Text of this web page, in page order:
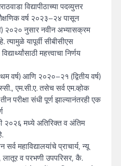
विद्यापीठाच्या पदव्युत्तर
वर्ष २०२३–२४ पासून
२०२० नुसार नवीन अभ्यासक्रम
यापूर्वी सीबीसीएस
महत्त्वाचा निर्णय
वर्ष) आणि २०२०–२१ (द्वितीय वर्ष)
एम.सी.ए. तसेच सर्व एम.व्होक
परीक्षा संधी पूर्ण झाल्यानंतरही एक
२०२६ मध्ये अतिरिक्त व अंतिम
सर्व महाविद्यालयांचे प्राचार्य, न्यू
लातूर व परभणी उपपरिसर, कै.